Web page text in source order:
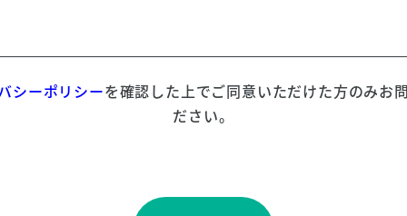
シーポリシーを確認した上でご同意いただけた方のみお
ださい。